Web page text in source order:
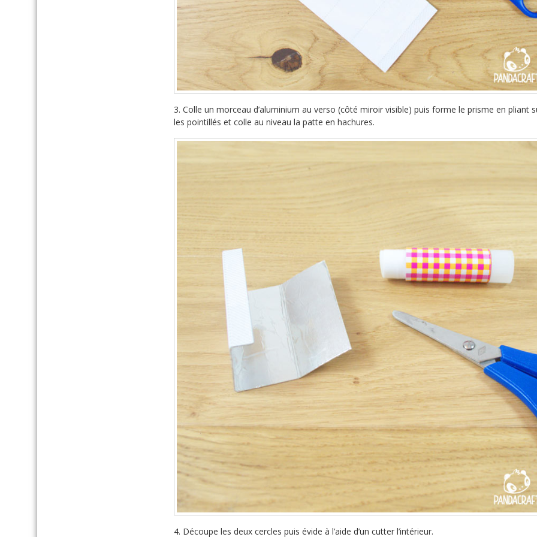
3. Colle un morceau d’aluminium au verso (côté miroir visible) puis forme le prisme en pliant
les pointillés et colle au niveau la patte en hachures.
4. Découpe les deux cercles puis évide à l’aide d’un cutter l’intérieur.